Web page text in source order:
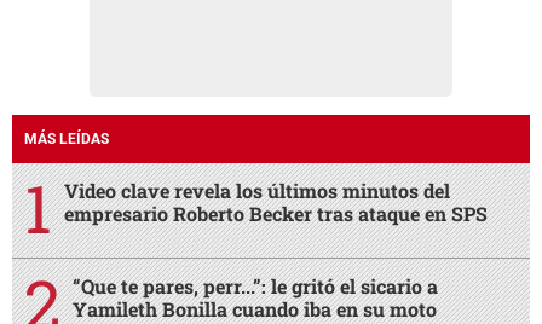
MÁS LEÍDAS
Video clave revela los últimos minutos del
empresario Roberto Becker tras ataque en SPS
“Que te pares, perr...”: le gritó el sicario a
Yamileth Bonilla cuando iba en su moto